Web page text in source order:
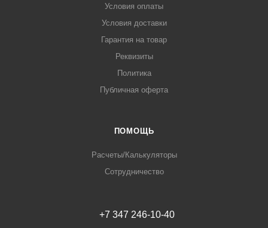
Условия оплаты
Условия доставки
Гарантия на товар
Реквизиты
Политика
Публичная оферта
ПОМОЩЬ
Расчеты/Калькуляторы
Сотрудничество
+7 347 246-10-40